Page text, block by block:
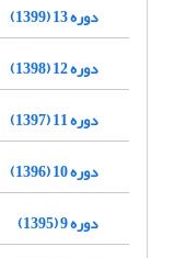
دوره 13 (1399)
دوره 12 (1398)
دوره 11 (1397)
دوره 10 (1396)
دوره 9 (1395)